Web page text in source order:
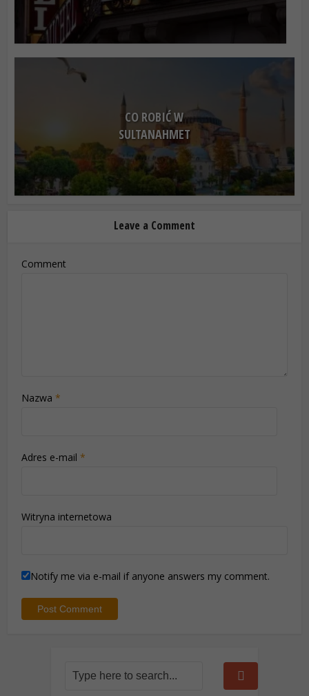
CO ROBIĆ W
SULTANAHMET
Leave a Comment
Comment
Nazwa*
Adres e-mail*
Witryna internetowa
Notify me via e-mail if anyone answers my comment.